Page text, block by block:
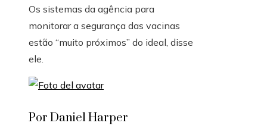
Os sistemas da agência para
monitorar a segurança das vacinas
estão “muito próximos” do ideal, disse
ele.
Por Daniel Harper